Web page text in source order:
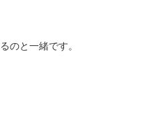
のと一緒です。